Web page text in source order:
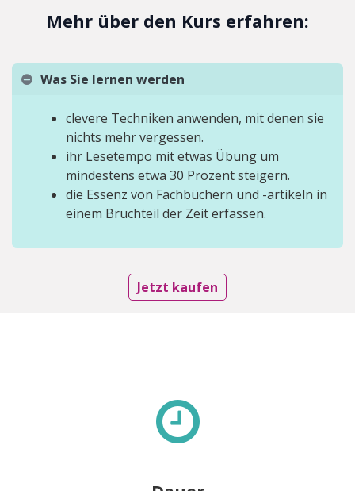
Mehr über den Kurs erfahren:
Was Sie lernen werden
clevere Techniken anwenden, mit denen sie
nichts mehr vergessen.
ihr Lesetempo mit etwas Übung um
mindestens etwa 30 Prozent steigern.
die Essenz von Fachbüchern und -artikeln in
einem Bruchteil der Zeit erfassen.
Jetzt kaufen